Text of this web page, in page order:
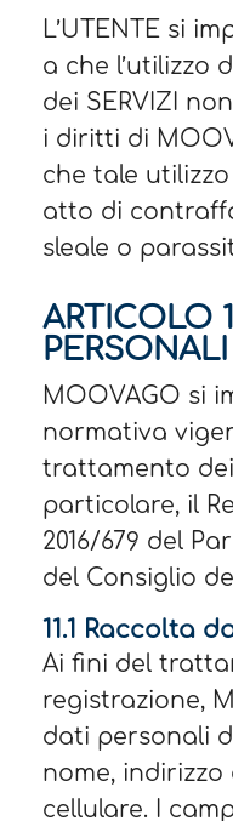
L’UTENTE si
a che l’utilizzo
dei SERVIZI
i diritti di
che tale
atto di
sleale o
ARTICOLO
PERSONALI
MOOVAGO si
normativa
trattamento
particolare, il
2016/679 del
del Consiglio
11.1 Raccolta
Ai fini del
registrazione,
dati personali
nome, indirizzo
cellulare. I